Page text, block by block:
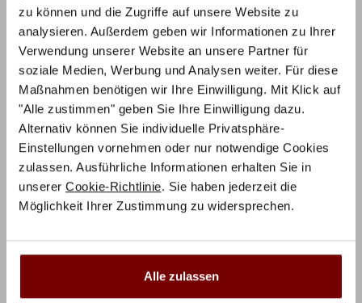
zu können und die Zugriffe auf unsere Website zu
analysieren. Außerdem geben wir Informationen zu Ihrer
Verwendung unserer Website an unsere Partner für
soziale Medien, Werbung und Analysen weiter. Für diese
Maßnahmen benötigen wir Ihre Einwilligung. Mit Klick auf
"Alle zustimmen" geben Sie Ihre Einwilligung dazu.
Alternativ können Sie individuelle Privatsphäre-
Einstellungen vornehmen oder nur notwendige Cookies
zulassen. Ausführliche Informationen erhalten Sie in
unserer Cookie-Richtlinie. Sie haben jederzeit die
Möglichkeit Ihrer Zustimmung zu widersprechen.
Alle zulassen
Produktbeschreibung
Die Betten aus der Hasena Naturo-Line überzeugen mit
natürlichen Materialien.
Die Rahmen aus massiver Wildeiche oder Wildbuche
strahlen Ruhe und Wärme aus und bieten die
Grundlage für einen angenehmen Schlaf.
Zusätzliche Informationen
Herstellerinformation